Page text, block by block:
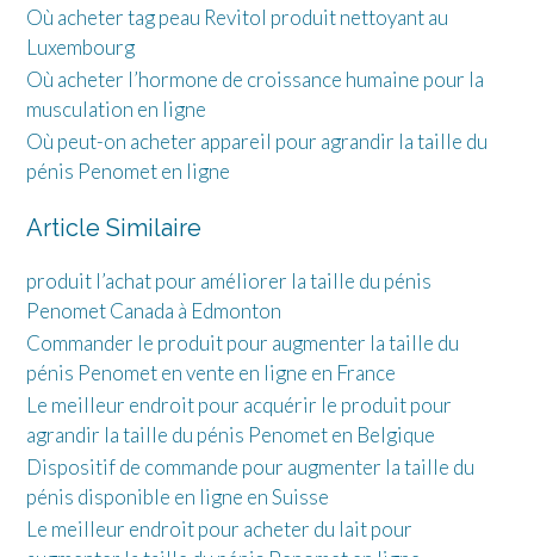
Où acheter tag peau Revitol produit nettoyant au
Luxembourg
Où acheter l’hormone de croissance humaine pour la
musculation en ligne
Où peut-on acheter appareil pour agrandir la taille du
pénis Penomet en ligne
Article Similaire
produit l’achat pour améliorer la taille du pénis
Penomet Canada à Edmonton
Commander le produit pour augmenter la taille du
pénis Penomet en vente en ligne en France
Le meilleur endroit pour acquérir le produit pour
agrandir la taille du pénis Penomet en Belgique
Dispositif de commande pour augmenter la taille du
pénis disponible en ligne en Suisse
Le meilleur endroit pour acheter du lait pour